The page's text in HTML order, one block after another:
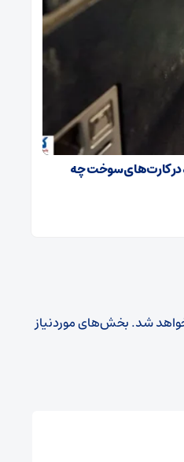
کارت‌های سوخت چه
شد.بخش‌های موردنیاز